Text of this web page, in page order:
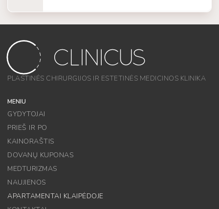
PLASTINĖS CHIRURGIJOS IR ESTETINĖS MEDICINOS KLINIKA
MENIU
GYDYTOJAI
PRIEŠ IR PO
KAINORAŠTIS
DOVANŲ KUPONAS
MEDTURIZMAS
NAUJIENOS
APARTAMENTAI KLAIPĖDOJE